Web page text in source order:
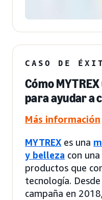
CASO DE
Cómo
para ayudar a
Más información
MYTREX es una
y belleza con
productos que
tecnología.
campaña en